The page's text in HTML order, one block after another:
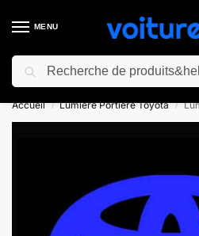
MENU
⚡ 10% de réduction pour les
Accueil / Lumiere Portiere Toyota /